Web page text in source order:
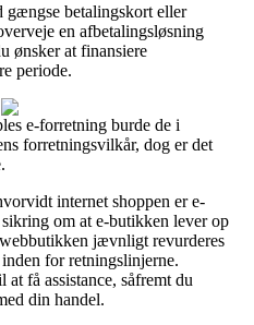
betalingskort eller
en afbetalingsløsning
ønsker at finansiere
periode.
e-forretning burde de i
forretningsvilkår, dog er det
internet shoppen er e-
om at e-butikken lever op
jævnligt revurderes
for retningslinjerne.
få assistance, såfremt du
din handel.